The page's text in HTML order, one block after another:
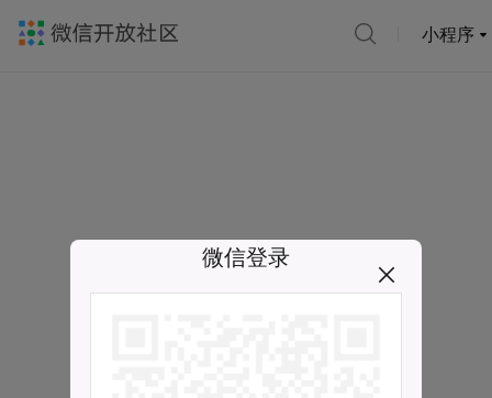
小程序
微信登录